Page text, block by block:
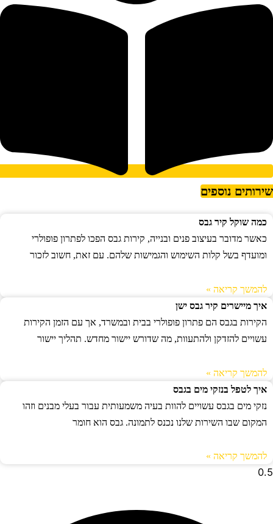
נוספים
כמה שוקל קיר גבס
כאשר מדובר בעיצוב פנים ובנייה, קירות גבס הפכו לפתרון פופולרי
ומועדף בשל קלות השימוש והגמישות שלהם. עם זאת, חשוב לזכור
להמשך קריאה »
איך מיישרים קיר גבס ישן
הקירות בגבס הם פתרון פופולרי בבית ובמשרד, אך עם הזמן הקירות
עשויים להזדקן ולהתעוות, מה שדורש יישור מחדש. תהליך יישור
להמשך קריאה »
איך לטפל בנזקי מים בגבס
נזקי מים בגבס עשויים להוות בעיה משמעותית עבור בעלי מבנים וזהו
המקום שבו השירות שלנו נכנס לתמונה. גבס הוא חומר
להמשך קריאה »